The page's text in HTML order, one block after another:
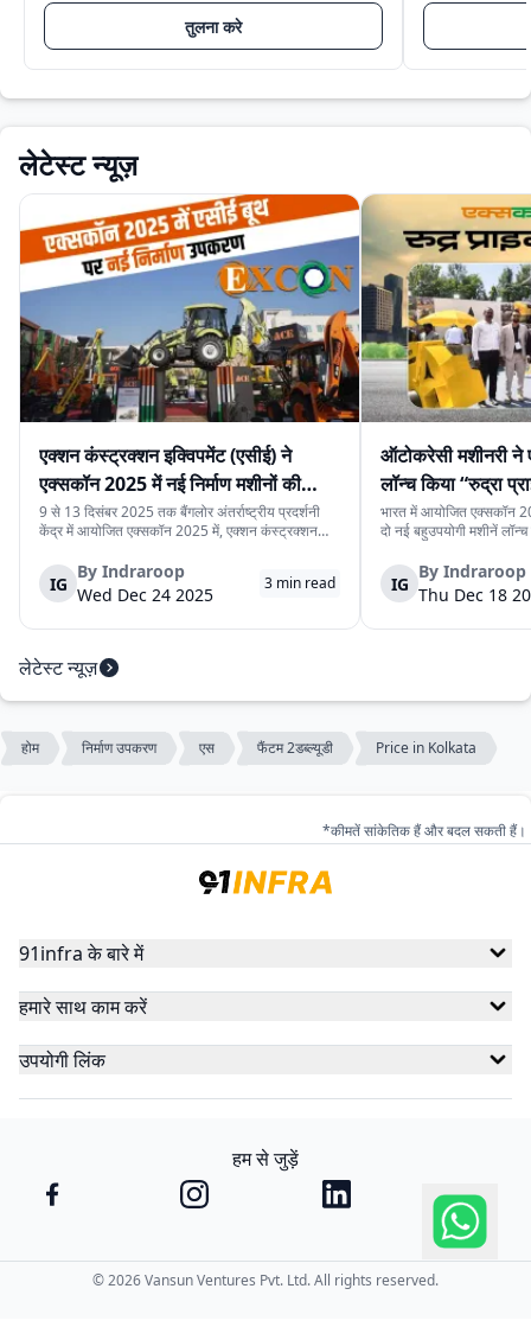
तुलना करे
लेटेस्ट न्यूज़
एक्शन कंस्ट्रक्शन इक्विपमेंट (एसीई) ने
एक्सकॉन 2025 में नई निर्माण मशीनों की
श्रृंखला पेश की
9 से 13 दिसंबर 2025 तक बैंगलोर अंतर्राष्ट्रीय प्रदर्शनी
केंद्र में आयोजित एक्सकॉन 2025 में, एक्शन कंस्ट्रक्शन
पेश की। यह नई मशीनें निर्माण स्थलों पर काम की गति, सुरक्षा
और संचालन को बेहतर बना...
IG
By Indraroop
Wed Dec 24 2025
3 min read
ऑटोकरेसी मशीनरी
लॉन्च किया “रुद्रा
प्राइम मिनी”
भारत में आयोजित एक्सकॉन
दो नई बहुउपयोगी मशीनें
प्रोजेक्ट, यूटिलिटी
बनाई गई हैं, जहाँ साइट...
IG
By Indraroop
Thu Dec 18
लेटेस्ट न्यूज़
होम निर्माण उपकरण एस फैंटम 2डब्ल्यूडी Price in Kolkata
*कीमतें सांकेतिक हैं और बदल सकती हैं।
91infra के बारे में
हमारे साथ काम करें
उपयोगी लिंक
हम से जुड़ें
©2026Vansun Ventures Pvt. Ltd. All rights reserved.